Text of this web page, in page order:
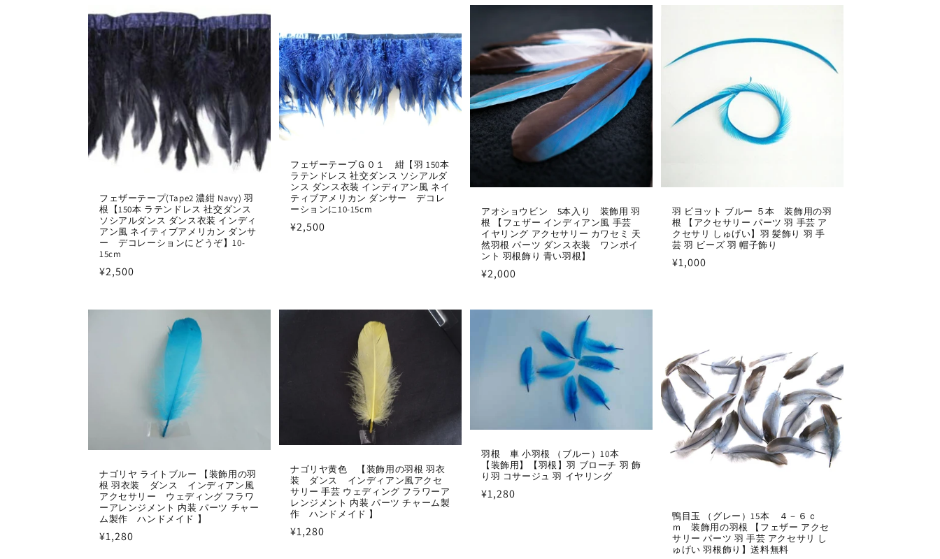
格
フェザーテープ(Tape2 濃紺 Navy) 羽
根【150本 ラテンドレス 社交ダンス
ソシアルダンス ダンス衣装 インディ
アン風 ネイティブアメリカン ダンサ
ー デコレーションにどうぞ】10-
15cm
通
¥2,500
フェザーテープＧ０１ 紺【羽 150本
ラテンドレス 社交ダンス ソシアルダ
ンス ダンス衣装 インディアン風 ネイ
ティブアメリカン ダンサー デコレ
ーションに10-15cm
通
¥2,500
アオショウビン 5本入り 装飾用 羽
根 【フェザー インディアン風 手芸
イヤリング アクセサリー カワセミ 天
然羽根 パーツ ダンス衣装 ワンポイ
ント 羽根飾り 青い羽根】
通
価
¥2,000
羽 ビヨット ブルー ５本 装飾用の羽
根 【アクセサリー パーツ 羽 手芸 ア
クセサリ しゅげい】羽 髪飾り 羽 手
芸 羽 ビーズ 羽 帽子飾り
通
¥1,000
ナゴリヤ ライトブルー 【装飾用の羽
根 羽衣装 ダンス インディアン風
アクセサリー ウェディング フラワ
ーアレンジメント 内装 パーツ チャー
ム製作 ハンドメイド 】
通
¥1,280
ナゴリヤ黄色 【装飾用の羽根 羽衣
装 ダンス インディアン風アクセ
サリー 手芸 ウェディング フラワーア
レンジメント 内装 パーツ チャーム製
作 ハンドメイド 】
通
¥1,280
羽根 車 小羽根 （ブルー）10本
【装飾用】【羽根】羽 ブローチ 羽 飾
り羽 コサージュ 羽 イヤリング
通
¥1,280
鴨目玉 （グレー）15本 ４－６ｃ
ｍ 装飾用の羽根 【フェザー アクセ
サリー パーツ 羽 手芸 アクセサリ し
ゅげい 羽根飾り】送料無料